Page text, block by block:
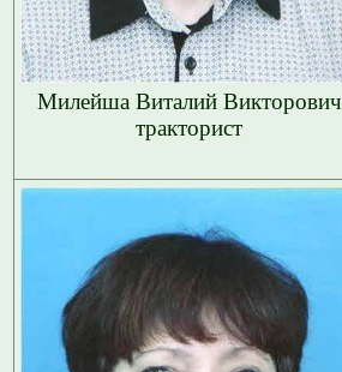
Милейша Виталий Викторович
тракторист